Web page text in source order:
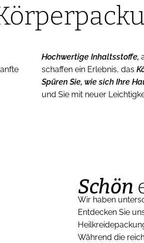
Hochwertige Inhaltsstoffe,
schaffen ein Erlebnis, das
Spüren Sie, wie sich Ihre
und Sie mit neuer
Schön
Wir haben
Entdecken Sie
Während die